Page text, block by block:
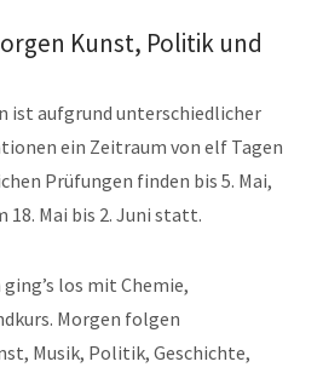
Kunst, Politik und
ist aufgrund unterschiedlicher
ein Zeitraum von elf Tagen
Prüfungen finden bis 5. Mai,
18. Mai bis 2. Juni statt.
los mit Chemie,
Morgen folgen
Musik, Politik, Geschichte,